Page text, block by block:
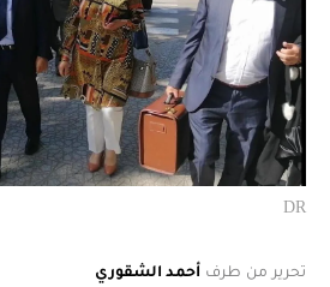
DR
تحرير من طرف أحمد الشقوري